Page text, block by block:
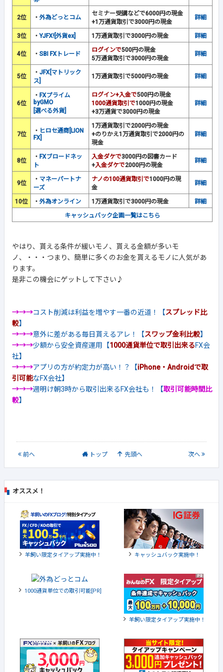
2位 ・ 外為どっとコム
セミナー受講などで6000円の現金
+1万通貨取引で3000円の現金
詳細
3位 ・ YJFX![外貨ex] 1万通貨取引で3000円の現金 詳細
4位 ・ SBI FXトレード
ログインで500円の現金
5万通貨取引で3000円の現金
詳細
5位
・ JFX[マトリック
ス]
1万通貨取引で5000円の現金 詳細
6位
・ FXプライム
byGMO
[選べる外貨]
ログイン+入金で500円の現金
1000通貨取引で1000円の現金
+3万通貨で3000円の現金
詳細
7位 ・ ヒロセ通商[LION
FX]
1万通貨取引で2000円の現金
+のりかえ1万通貨取引で2000円の
現金
詳細
8位
・ FXブロードネッ
ト
入金ダケで3000円の図書カード
+入金ダケで2000円の現金
詳細
9位
・ マネーパートナ
ーズ
ナノの100通貨取引で1000円の現
金
詳細
10位 ・ 外為オンライン 1万通貨取引で3000円の現金
詳細
キャッシュバック企画一覧はこちら
やはり、貰える条件が緩いモノ、貰える金額が多いモ
ノ、・・・つまり、簡単に多くのお金を貰えるモノに人気があ
ります。
是非この機会にゲットして下さい♪
→→→コスト削減は利益を増やす一番の近道！【スプレッド比
較】
→→→意外に差がある毎日貰えるアレ！【スワップ金利比較】
→→→少額から安全資産運用【1000通貨単位で取引出来るFX会
社】
→→→アプリの方が約定力が高い！？【iPhone・Androidで取
引可能なFX会社】
→→→週明け朝3時から取引出来るFX会社も！【取引可能時間比
較】
前へ トップ 先頭へ 次へ
オススメ！
羊飼い限定タイアップ実施中！ キャッシュバック実施中！
1000通貨単位での取引可能[PR]
羊飼い限定タイアップ実施中！